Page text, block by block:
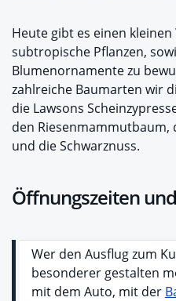
Heute gibt es einen
subtropische Pflanzen,
Blumenornamente zu
zahlreiche Baumarten wir
die Lawsons
den
und die Schwarznuss.
Öffnungszeiten
Wer den Ausflug zum
besonderer gestalten
mit dem Auto, mit der